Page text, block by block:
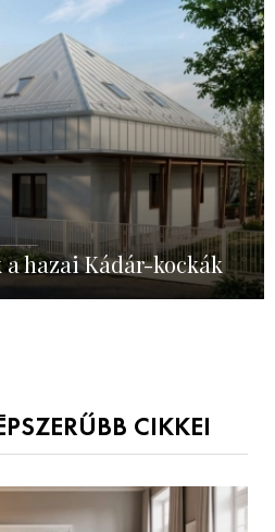
a hazai Kádár-kockák
CIKKEI